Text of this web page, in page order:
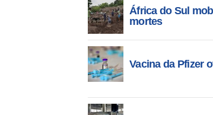
África do Sul
mortes
Vacina da Pfizer